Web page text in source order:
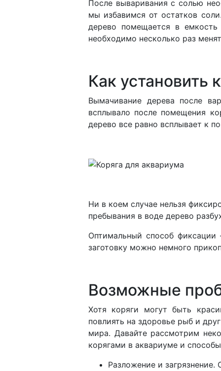
После вываривания с солью
мы избавимся от остатков
дерево помещается в
необходимо несколько раз
Как установить
Вымачивание дерева после
всплывало после помещения
дерево все равно всплывает к
Ни в коем случае нельзя
пребывания в воде дерево
Оптимальный способ
заготовку можно немного
Возможные
Хотя коряги могут быть
повлиять на здоровье рыб и
мира. Давайте рассмотрим
корягами в аквариуме и
Разложение и